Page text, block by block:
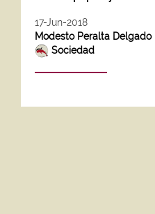
17-Jun-2018
Modesto Peralta Delgado
Sociedad